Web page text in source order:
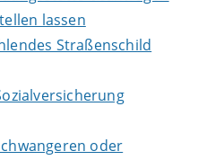
lassen
Straßenschild
oder